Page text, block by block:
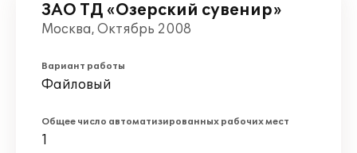
ЗАО ТД «Озерский сувенир»
Москва, Октябрь 2008
Вариант работы
Файловый
Общее число автоматизированных рабочих мест
1